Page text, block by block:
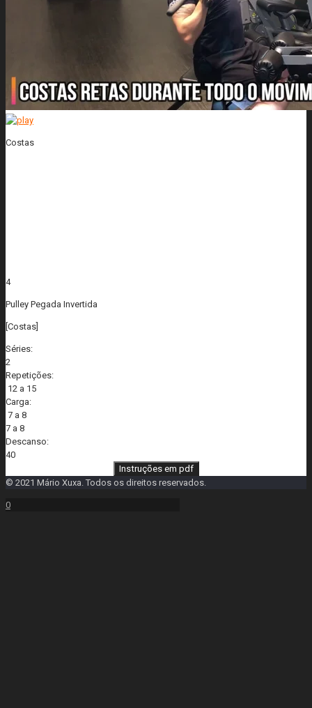
Costas
4
Pulley Pegada Invertida
[Costas]
Séries:
2
Repetições:
12 a 15
Carga:
7 a 8
7 a 8
Descanso:
40
Instruções em pdf
© 2021 Mário Xuxa. Todos os direitos reservados.
0